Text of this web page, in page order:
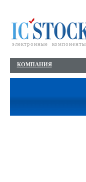
электронные компоненты
КОМПАНИЯ